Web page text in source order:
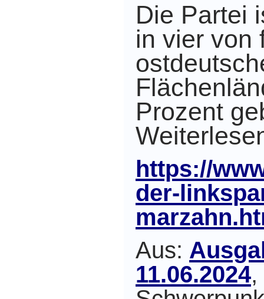
Die Partei
in vier von
Prozent
https://
der-
Aus:
11.06.2024,